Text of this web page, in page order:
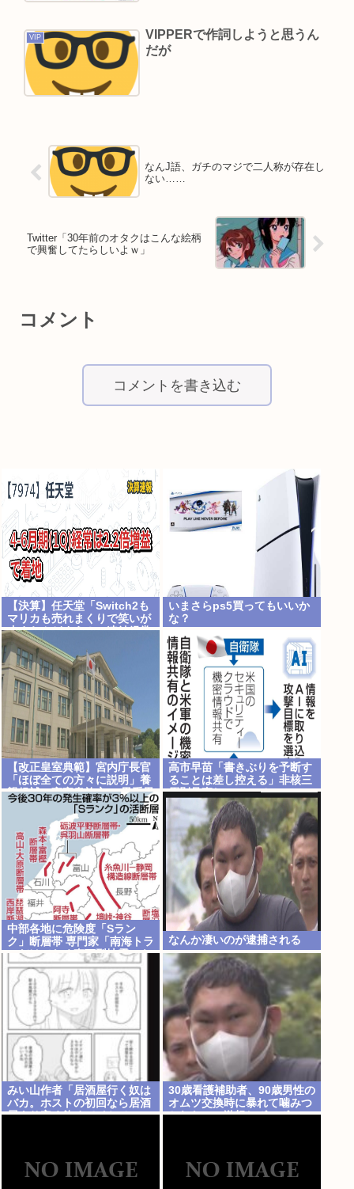
VIP
VIPPERで作詞しようと思うん
だが
なんJ語、ガチのマジで二人称が存在し
ない……
Twitter「30年前のオタクはこんな絵柄
で興奮してたらしいよｗ」
コメント
コメントを書き込む
【決算】任天堂「Switch2も
マリカも売れまくりで笑いが
止まらんどすえ！」連結経常
利益は前年同期比2.2倍の
2061億円に
いまさらps5買ってもいいか
な？
【改正皇室典範】宮内庁長官
「ほぼ全ての方々に説明」養
親候補の宮家皇族方に 男系男
子の養子候補は「把握せず」
高市早苗「書きぶりを予断す
ることは差し控える」非核三
原則見直しについて
中部各地に危険度「Sラン
ク」断層帯 専門家「南海トラ
フだけでなく直下型地震にも
注意を」
なんか凄いのが逮捕される
みい山作者「居酒屋行く奴は
バカ。ホストの初回なら居酒
屋より安く飲めてイケメンに
30歳看護補助者、90歳男性の
オムツ交換時に暴れて噛みつ
かれたのに激怒しボコボコに